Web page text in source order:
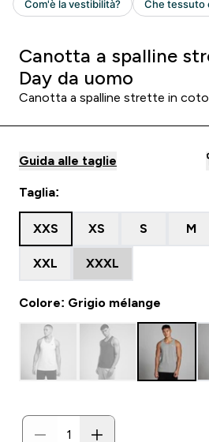
Canotta a spalline
Day da uomo
Canotta a spalline strette in
Guida alle taglie
Taglia:
XXS XS S M
XXL XXXL
Colore: Grigio mélange